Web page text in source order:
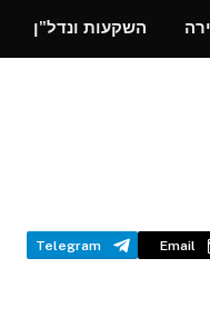
השקעות ונדל"ן
Email
Telegram